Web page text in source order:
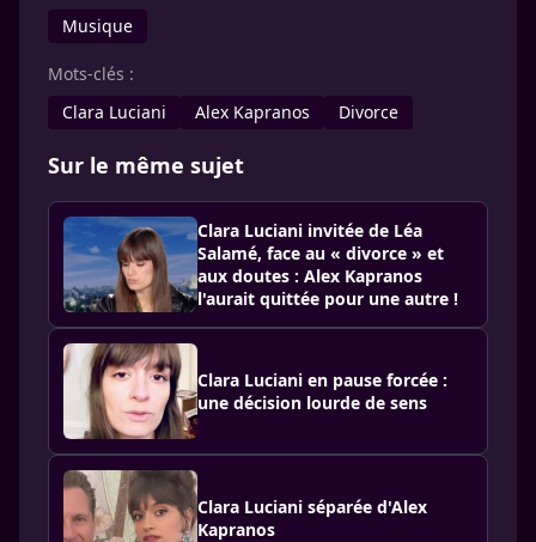
Musique
Mots-clés :
Clara Luciani
Alex Kapranos Divorce
Sur le même sujet
Clara Luciani invitée de Léa
Salamé, face au « divorce » et
aux doutes : Alex Kapranos
l'aurait quittée pour une autre !
Clara Luciani en pause forcée :
une décision lourde de sens
Clara Luciani séparée d'Alex
Kapranos